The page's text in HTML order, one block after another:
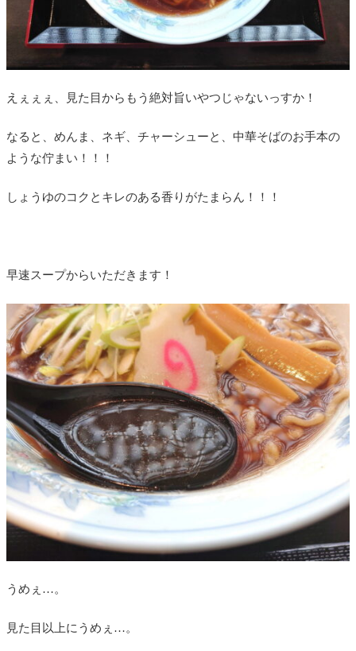
えぇぇぇ、見た目からもう絶対旨いやつじゃないっすか！
なると、めんま、ネギ、チャーシューと、中華そばのお手本の
ような佇まい！！！
しょうゆのコクとキレのある香りがたまらん！！！
早速スープからいただきます！
うめぇ…。
見た目以上にうめぇ…。